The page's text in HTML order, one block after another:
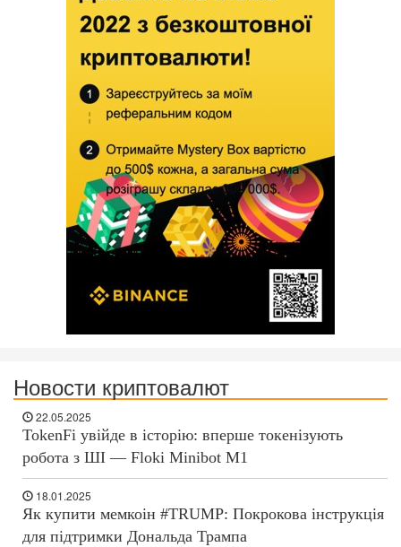
Новости криптовалют
22.05.2025
TokenFi увійде в історію: вперше токенізують
робота з ШІ — Floki Minibot M1
18.01.2025
Як купити мемкоін #TRUMP: Покрокова інструкція
для підтримки Дональда Трампа